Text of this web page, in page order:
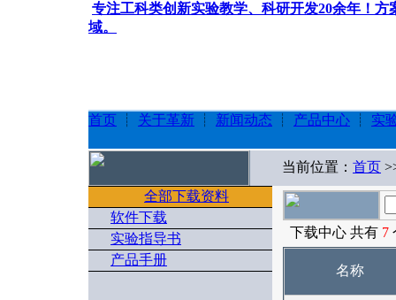
专注工科类创新实验教学、科研开发20余年！
域。
首页 ┊ 关于革新 ┊ 新闻动态 ┊ 产品中心 ┊ 实
当前位置： 首页
全部下载资料
软件下载
实验指导书
产品手册
下载中心 共有 7
名称